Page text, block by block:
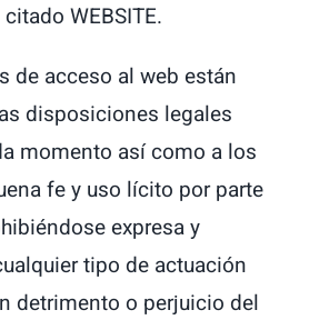
WEBSITE.
de acceso al web están
disposiciones legales
momento así como a los
fe y uso lícito por parte
expresa y
tipo de actuación
detrimento o perjuicio del